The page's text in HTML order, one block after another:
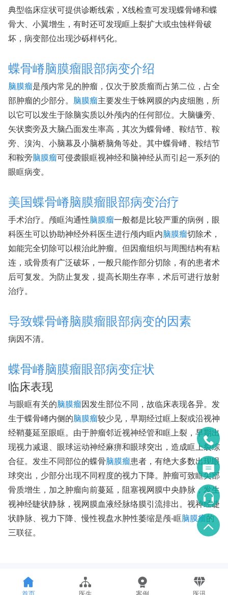
典型临床症状可提供诊断线索，X线检查可发现蝶骨嵴和蝶
骨大、小翼增生，有时还可发现眶上裂扩大或虫蚀样骨破
坏，病变部位出现沙砾样钙化。
蝶骨嵴脑膜瘤眼部病变介绍
脑膜瘤是颅内常见的肿瘤，仅次于胶质瘤而占第二位，占全
部肿瘤的少部分。 脑膜瘤主要发生于蛛网膜的内皮细胞，所
以它可以发生于除脑实质以外颅内的任何部位。大脑镰旁、
矢状窦旁及大脑凸面发生率高，其次为蝶骨嵴、鞍结节、鞍
旁、溴沟、小脑幕及小脑桥脑角等处。其中蝶骨嵴、鞍结节
和鞍旁脑膜瘤可侵袭眼眶视神经和脑神经从而引起一系列的
眼眶病变。
美国蝶骨嵴脑膜瘤眼部病变治疗
手术治疗。颅眶沟通性脑膜瘤一般都是比较严重的病例，眼
科医生可以协助神经外科医生进行颅内眶内脑膜瘤切除术，
如能完全切除可以根治此肿瘤。但因瘤组织与周围结构有粘
连，或骨质有广泛破坏，一般只能作部分切除，有的患者术
后可复发。为防止复发，提高长期生存率，术后可进行放射
治疗。
导致蝶骨嵴脑膜瘤眼部病变的因素
病因不清。
蝶骨嵴脑膜瘤眼部病变症状
临床表现
与眼眶有关的脑膜瘤因发生部位不同，故临床表现各异。发
生于蝶骨嵴内侧的脑膜瘤较少见，早期经过眶上裂或沿视神
经鞘蔓延至眼眶。由于肿瘤邻近视神经管和眶上裂，早期出
现视力减退、眼球运动神经麻痹和眼球突出，造成眶上裂综
合征。发生不同部位的蝶骨脑膜瘤患者，有绝大多数出现眼
球突出，少部分出现不同程度的视力下降。肿瘤可致眶尖部
骨质增生，加之肿瘤向前蔓延，阻塞视网膜中央静脉，发生
视神经睫状静脉，视网膜血液经脉络膜引流排出。视神经睫
状静脉、视力下降、慢性视盘水肿性萎缩是颅-眶脑膜瘤的
三联征。
首页 医生 案例 医讯